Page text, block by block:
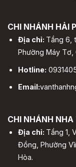
CHI NHÁNH HẢI
Địa chỉ: Tầng 6,
Phường Máy Tơ,
Hotline:
Email:
CHI NHÁNH NHA
Địa chỉ: Tầng 1,
Đồng, Phường
Hòa.